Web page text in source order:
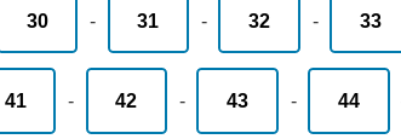
30 - 31 - 32 - 33
41 - 42 - 43 - 44